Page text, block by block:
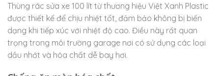
Thùng rác sửa xe 100 lít từ thương hiệu Việt Xanh Plastic
được thiết kế để chịu nhiệt tốt, đảm bảo không bị biến
dạng khi tiếp xúc với nhiệt độ cao. Điều này rất quan
trọng trong môi trường garage nơi có sử dụng các loại
dầu nhớt và hóa chất dễ bay hơi.